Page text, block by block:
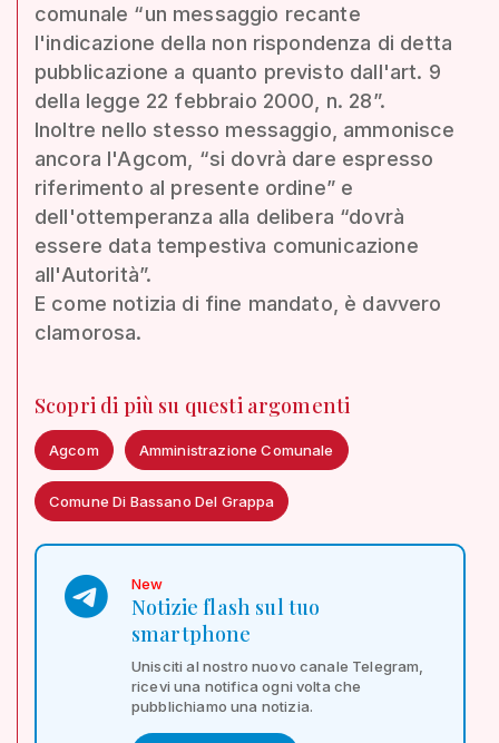
comunale “un messaggio recante
l'indicazione della non rispondenza di detta
pubblicazione a quanto previsto dall'art. 9
della legge 22 febbraio 2000, n. 28”.
Inoltre nello stesso messaggio, ammonisce
ancora l'Agcom, “si dovrà dare espresso
riferimento al presente ordine” e
dell'ottemperanza alla delibera “dovrà
essere data tempestiva comunicazione
all'Autorità”.
E come notizia di fine mandato, è davvero
clamorosa.
Scopri di più su questi argomenti
Agcom Amministrazione Comunale
Comune Di Bassano Del Grappa
New
Notizie flash sul tuo
smartphone
Unisciti al nostro nuovo canale Telegram,
ricevi una notifica ogni volta che
pubblichiamo una notizia.